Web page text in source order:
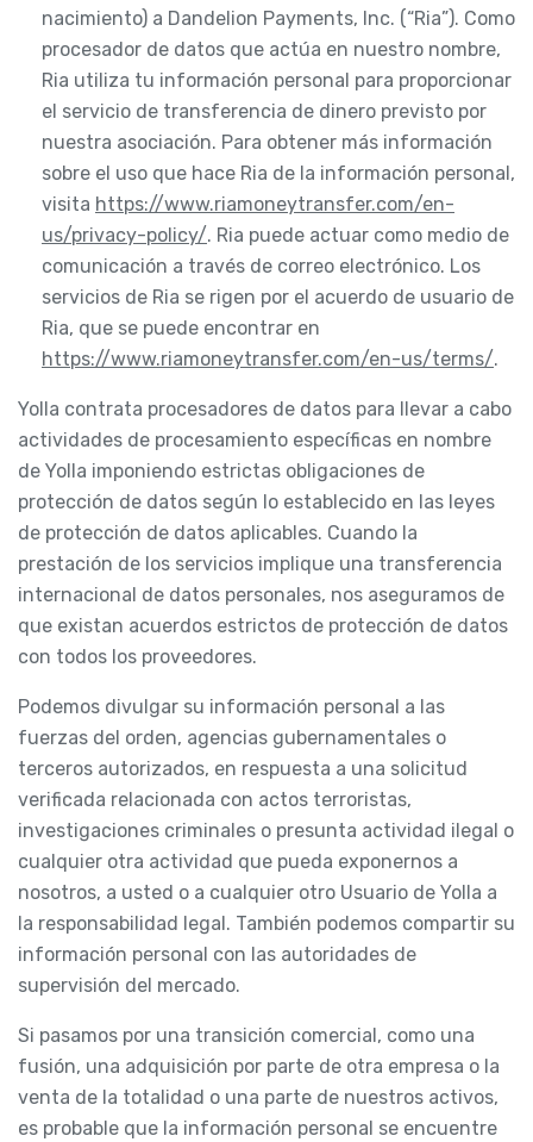
nacimiento) a Dandelion Payments, Inc. (“Ria”). Como
procesador de datos que actúa en nuestro nombre,
Ria utiliza tu información personal para proporcionar
el servicio de transferencia de dinero previsto por
nuestra asociación. Para obtener más información
sobre el uso que hace Ria de la información personal,
visita https://www.riamoneytransfer.com/en-
us/privacy-policy/. Ria puede actuar como medio de
comunicación a través de correo electrónico. Los
servicios de Ria se rigen por el acuerdo de usuario de
Ria, que se puede encontrar en
https://www.riamoneytransfer.com/en-us/terms/.
Yolla contrata procesadores de datos para llevar a cabo
actividades de procesamiento específicas en nombre
de Yolla imponiendo estrictas obligaciones de
protección de datos según lo establecido en las leyes
de protección de datos aplicables. Cuando la
prestación de los servicios implique una transferencia
internacional de datos personales, nos aseguramos de
que existan acuerdos estrictos de protección de datos
con todos los proveedores.
Podemos divulgar su información personal a las
fuerzas del orden, agencias gubernamentales o
terceros autorizados, en respuesta a una solicitud
verificada relacionada con actos terroristas,
investigaciones criminales o presunta actividad ilegal o
cualquier otra actividad que pueda exponernos a
nosotros, a usted o a cualquier otro Usuario de Yolla a
la responsabilidad legal. También podemos compartir su
información personal con las autoridades de
supervisión del mercado.
Si pasamos por una transición comercial, como una
fusión, una adquisición por parte de otra empresa o la
venta de la totalidad o una parte de nuestros activos,
es probable que la información personal se encuentre